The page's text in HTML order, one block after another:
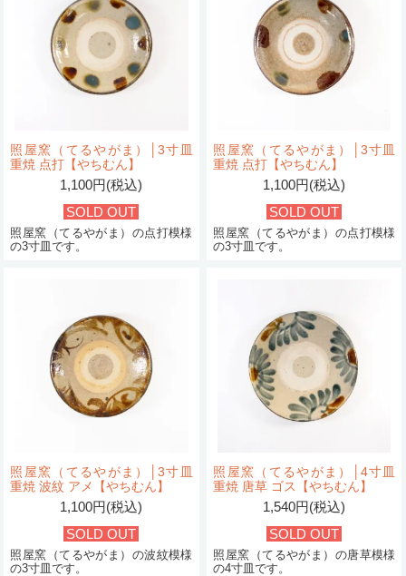
照屋窯（てるやがま）│3寸皿
重焼 点打【やちむん】
1,100円(税込)
SOLD OUT
照屋窯（てるやがま）の点打模様
の3寸皿です。
照屋窯（てるやがま）│3寸皿
重焼 点打【やちむん】
1,100円(税込)
SOLD OUT
照屋窯（てるやがま）の点打模様
の3寸皿です。
照屋窯（てるやがま）│3寸皿
重焼 波紋 アメ【やちむん】
1,100円(税込)
SOLD OUT
照屋窯（てるやがま）の波紋模様
の3寸皿です。
照屋窯（てるやがま）│4寸皿
重焼 唐草 ゴス【やちむん】
1,540円(税込)
SOLD OUT
照屋窯（てるやがま）の唐草模様
の4寸皿です。